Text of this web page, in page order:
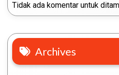
Tidak ada komentar untuk
Archives